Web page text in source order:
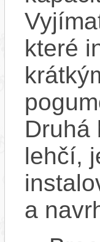
které
Druhá
lehčí,
a